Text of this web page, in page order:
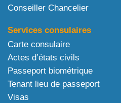
Conseiller Chancelier
Services consulaires
Carte consulaire
Actes d’états civils
Passeport biométrique
Tenant lieu de passeport
Visas